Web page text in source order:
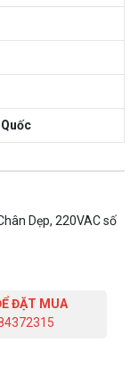
Dẹp, 220VAC số
ĐẶT MUA